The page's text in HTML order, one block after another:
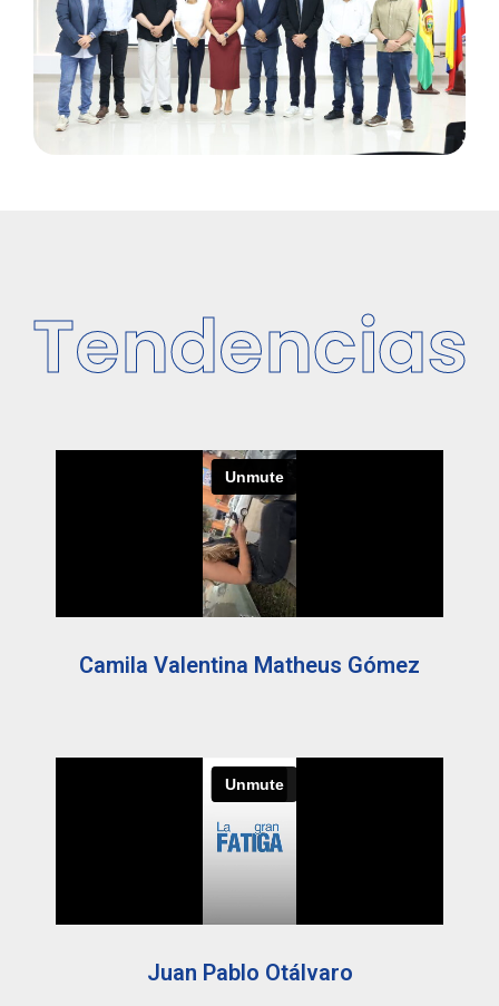
Tendencias
Camila Valentina Matheus Gómez
Juan Pablo Otálvaro